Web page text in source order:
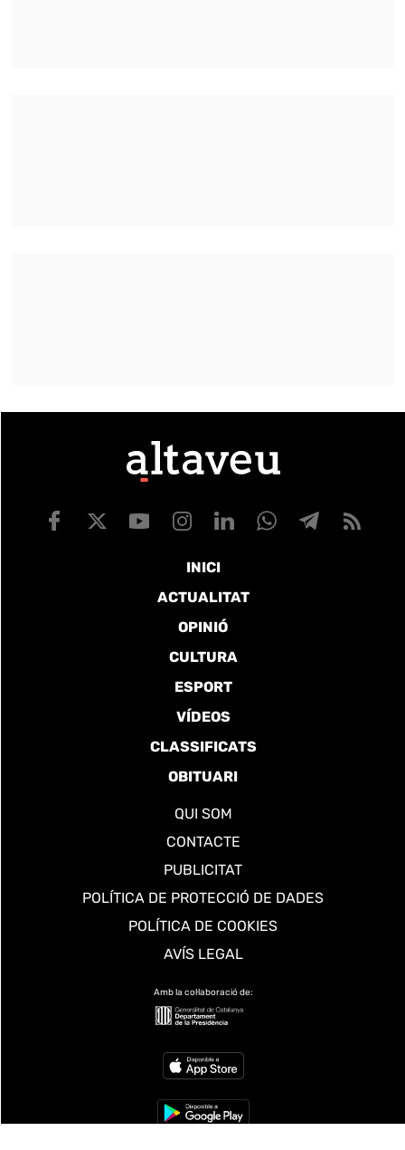
INICI
ACTUALITAT
OPINIÓ
CULTURA
ESPORT
VÍDEOS
CLASSIFICATS
OBITUARI
QUI SOM
CONTACTE
PUBLICITAT
POLÍTICA DE PROTECCIÓ DE DADES
POLÍTICA DE COOKIES
AVÍS LEGAL
Amb la col·laboració de: